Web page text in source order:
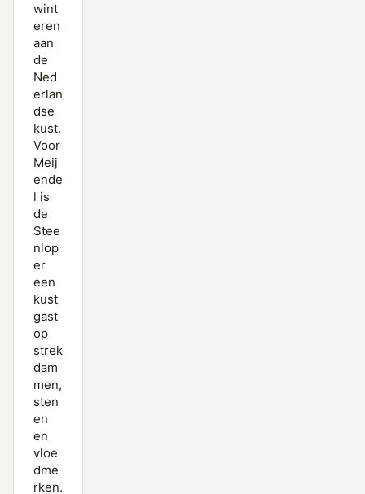
wint
eren
aan
de
Ned
erlan
dse
kust.
Voor
Meij
ende
l is
de
Stee
nlop
er
een
kust
gast
op
strek
dam
men,
sten
en
en
vloe
dme
rken.